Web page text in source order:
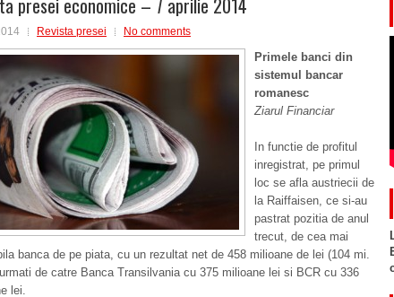
presei economice – 7 aprilie 2014
Revista presei No comments
Primele banci din
sistemul bancar
romanesc
Ziarul Financiar
In functie de profitul
inregistrat, pe primul
loc se afla austriecii de
la Raiffaisen, ce si-au
pastrat pozitia de anul
trecut, de cea mai
banca de pe piata, cu un rezultat net de 458 milioane de lei (104 mi.
de catre Banca Transilvania cu 375 milioane lei si BCR cu 336
lei.